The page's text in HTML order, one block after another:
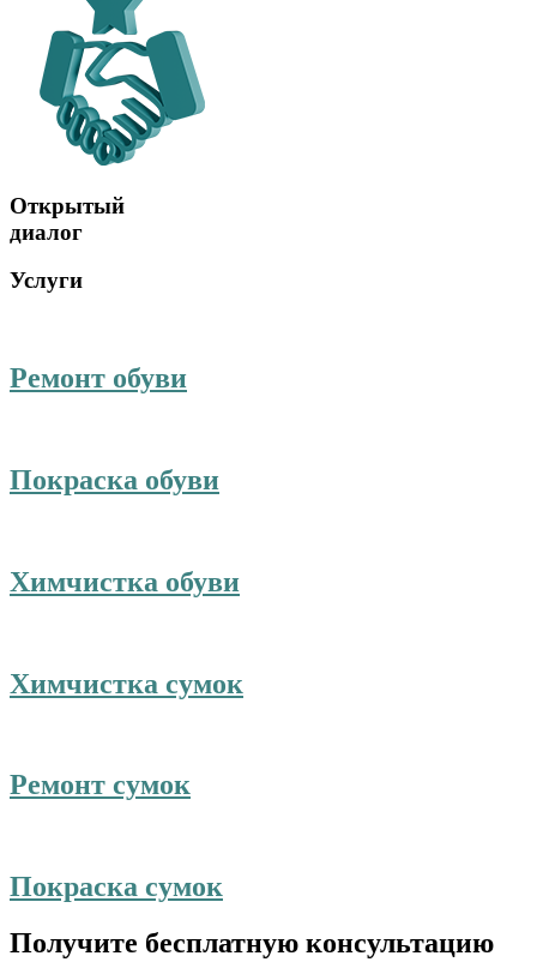
Открытый
диалог
Услуги
Ремонт обуви
Покраска обуви
Химчистка обуви
Химчистка сумок
Ремонт сумок
Покраска сумок
Получите бесплатную консультацию